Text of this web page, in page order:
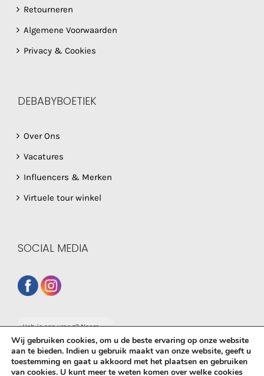
Retourneren
Algemene Voorwaarden
Privacy & Cookies
DEBABYBOETIEK
Over Ons
Vacatures
Influencers & Merken
Virtuele tour winkel
SOCIAL MEDIA
© Copyright 2026 De Babyboetiek | Powered byMplusKASSA
Heb je een vraag? Neem
dan gerust contact op
met onze whatsapp
service!
Wij gebruiken cookies, om u de beste ervaring op onze website
aan te bieden. Indien u gebruik maakt van onze website, geeft u
toestemming en gaat u akkoord met het plaatsen en gebruiken
van cookies. U kunt meer te weten komen over welke cookies